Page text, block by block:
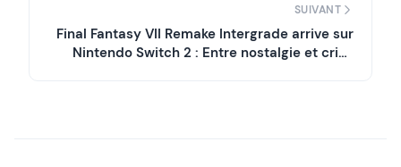
SUIVANT
Final Fantasy VII Remake Intergrade arrive sur
Nintendo Switch 2 : Entre nostalgie et crise